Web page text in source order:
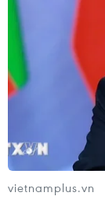
vietnamplus.vn